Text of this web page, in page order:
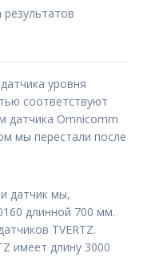
уровня
соответствуют
датчика Omnicomm
мы перестали после
датчик мы,
длинной 700 мм.
TVERTZ.
имеет длину 3000